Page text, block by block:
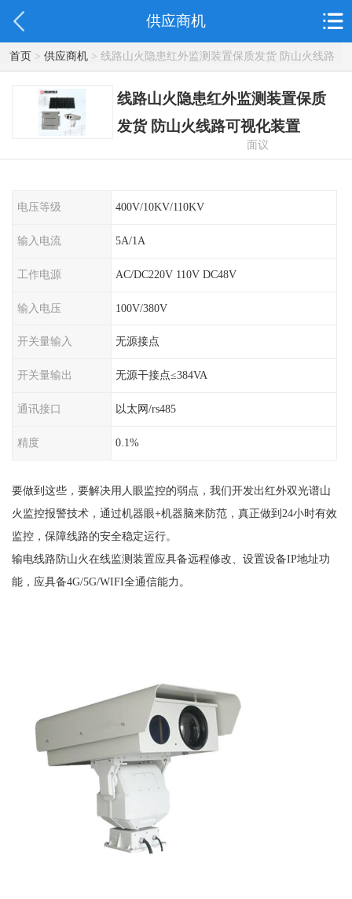
供应商机
首页> 供应商机> 线路山火隐患红外监测装置保质发货 防山火线路
可视化装置
线路山火隐患红外监测装置保质
发货 防山火线路可视化装置
面议
电压等级 400V/10KV/110KV
输入电流 5A/1A
工作电源 AC/DC220V 110V DC48V
输入电压 100V/380V
开关量输入 无源接点
开关量输出 无源干接点≤384VA
通讯接口 以太网/rs485
精度 0.1%
要做到这些，要解决用人眼监控的弱点，我们开发出红外双光谱山
火监控报警技术，通过机器眼+机器脑来防范，真正做到24小时有效
监控，保障线路的安全稳定运行。
输电线路防山火在线监测装置应具备远程修改、设置设备IP地址功
能，应具备4G/5G/WIFI全通信能力。